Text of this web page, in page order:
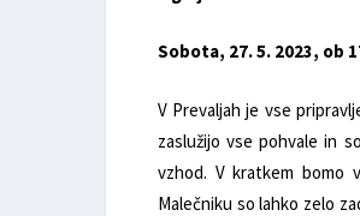
Sobota, 27. 5. 2023, ob
V Prevaljah je vse
zaslužijo vse pohvale in
vzhod. V kratkem bomo
Malečniku so lahko zelo